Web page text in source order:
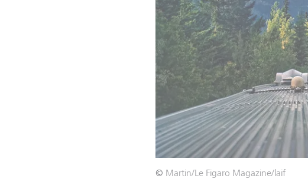
© Martin/Le Figaro Magazine/laif